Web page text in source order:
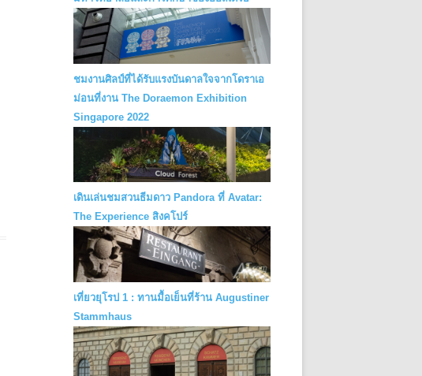
ชมงานศิลป์ที่ได้รับแรงบันดาลใจจากโดราเอ
ม่อนที่งาน The Doraemon Exhibition
Singapore 2022
เดินเล่นชมสวนธีมดาว Pandora ที่ Avatar:
The Experience สิงคโปร์
เที่ยวยุโรป 1 : ทานมื้อเย็นที่ร้าน Augustiner
Stammhaus